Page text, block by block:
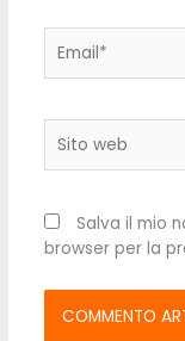
web
Salva il mio
browser per la